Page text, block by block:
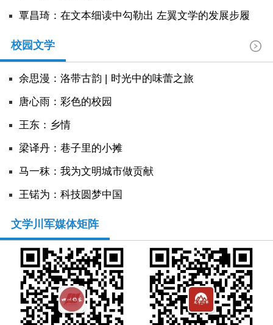
覃昌琦：在文本细读中勾勒出 左翼文学的发展步履
校园文学
余思漫：洛带古韵 | 时光中的味蕾之旅
唐心雨：彩色的校园
王东：乡情
​梁译丹：巷子里的小摊
马一秣：我为文明城市做贡献
王锘为：科技圆梦中国
文学川军媒体矩阵